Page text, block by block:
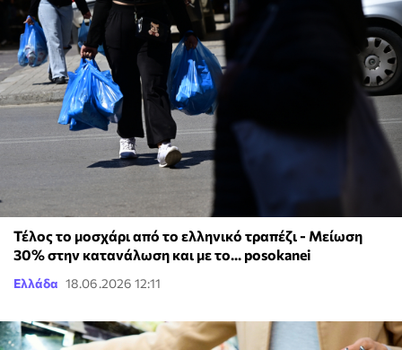
Τέλος το μοσχάρι από το ελληνικό τραπέζι - Μείωση
30% στην κατανάλωση και με το... posokanei
Ελλάδα 18.06.2026 12:11